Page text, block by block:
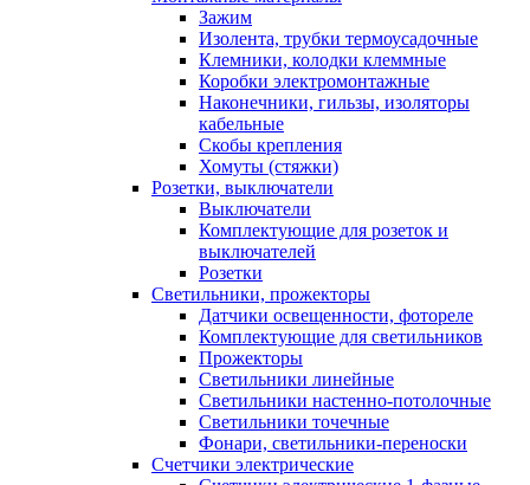
Зажим
Изолента, трубки термоусадочные
Клемники, колодки клеммные
Коробки электромонтажные
Наконечники, гильзы, изоляторы
кабельные
Скобы крепления
Хомуты (стяжки)
Розетки, выключатели
Выключатели
Комплектующие для розеток и
выключателей
Розетки
Светильники, прожекторы
Датчики освещенности, фотореле
Комплектующие для светильников
Прожекторы
Светильники линейные
Светильники настенно-потолочные
Светильники точечные
Фонари, светильники-переноски
Счетчики электрические